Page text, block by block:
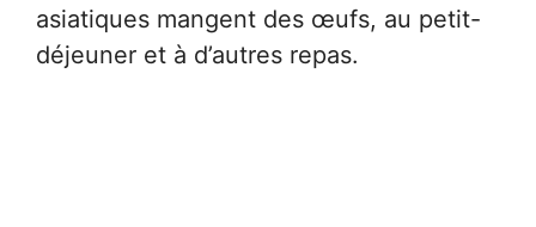
asiatiques mangent des œufs, au petit-
déjeuner et à d’autres repas.